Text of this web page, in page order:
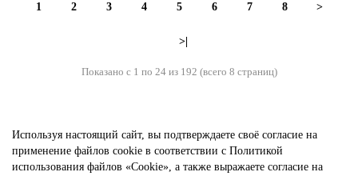
1 2 3 4 5 6 7 8 >
>|
Показано с 1 по 24 из 192 (всего 8 страниц)
Используя настоящий сайт, вы подтверждаете своё согласие на
применение файлов cookie в соответствии с Политикой
использования файлов «Cookie», а также выражаете согласие на